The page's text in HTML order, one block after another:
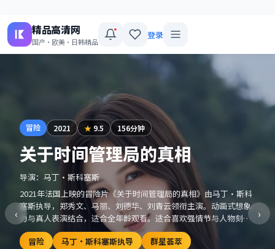
精品高清网
国产·欧美·日韩精品
登录
‹ ›
冒险 2021 ★ 9.5 156分钟
关于时间管理局的真相
导演： 马丁·斯科塞斯
2021年法国上映的冒险片《关于时间管理局的真相》由马丁·斯科
塞斯执导，郑秀文、马丽、刘德华、刘青云领衔主演。动画式想象
力与真人表演结合，适合全年龄观看。适合喜欢强情节与人物刻画
的观众收藏观看。
冒险
马丁·斯科塞斯执导 群星荟萃